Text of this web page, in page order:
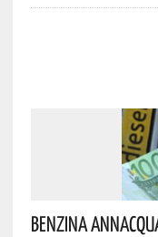
Benzina